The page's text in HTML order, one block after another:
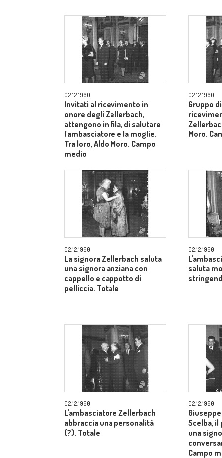
02.12.1960
Invitati al ricevimento in
onore degli Zellerbach,
attengono in fila, di salutare
l'ambasciatore e la moglie.
Tra loro, Aldo Moro. Campo
medio
02.12.1960
Gruppo
Moro.
02.12.1960
La signora Zellerbach saluta
una signora anziana con
cappello e cappotto di
pelliccia. Totale
02.12.1960
saluta
02.12.1960
L'ambasciatore Zellerbach
abbraccia una personalità
(?). Totale
02.12.1960
Scelba,
una
Campo